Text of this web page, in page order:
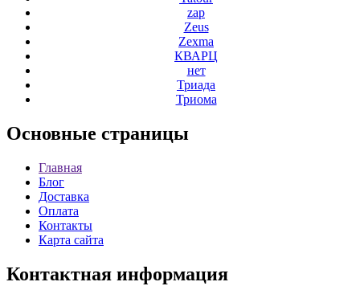
zap
Zeus
Zexma
КВАРЦ
нет
Триада
Триома
Основные страницы
Главная
Блог
Доставка
Оплата
Контакты
Карта сайта
Контактная информация